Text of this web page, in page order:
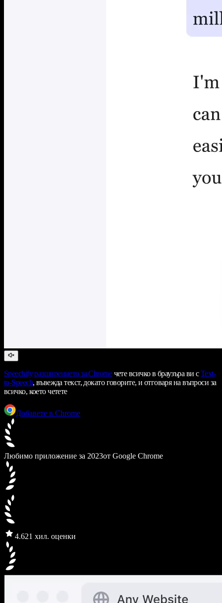
Speechify разширението за Chromeчете всичко в браузъра ви сText-
to-Speech, въвежда текст, докато говорите, и отговаря на въпроси за
всичко, което четете
Добавете в Chrome
Любимо приложение за 2023от Google Chrome
4.621 хил. оценки